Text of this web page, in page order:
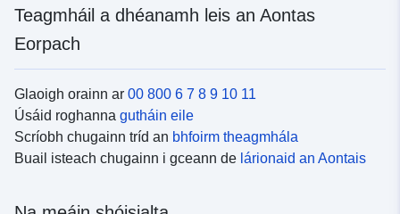
Teagmháil a dhéanamh leis an Aontas
Eorpach
Glaoigh orainn ar 00 800 6 7 8 9 10 11
Úsáid roghanna gutháin eile
Scríobh chugainn tríd an bhfoirm theagmhála
Buail isteach chugainn i gceann de lárionaid an Aontais